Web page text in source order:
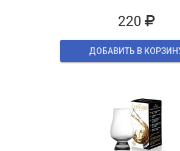
220
ДОБАВИТЬ В